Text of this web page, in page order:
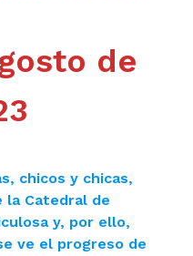
de
chicos y chicas,
la Catedral de
y, por ello,
ve el progreso de